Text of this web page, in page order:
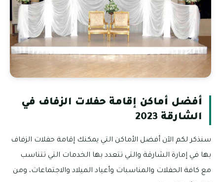
أفضل أماكن إقامة حفلات الزفاف في
الشارقة 2023
سنذكر لكم الآن أفضل الأماكن التي يمكنك إقامة حفلات الزفاف
بها في إمارة الشارقة والتي تتعدد بها الخدمات التي تتناسب
مع كافة الحفلات والمناسبات وأعياد الميلاد والاجتماعات، ومن